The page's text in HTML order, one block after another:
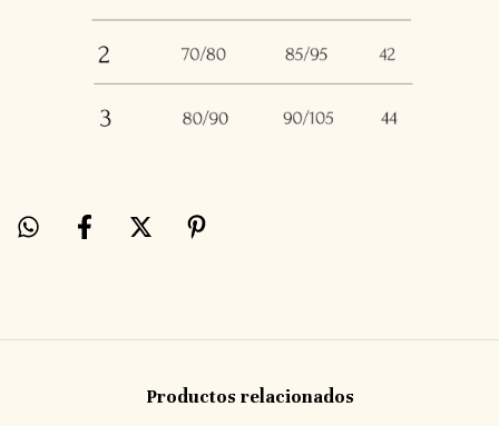
Productos relacionados